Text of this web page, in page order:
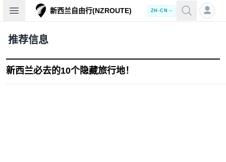
Open sidebar新西兰自由行(NZROUTE) ZH-CN
推荐信息
新西兰必去的10个隐藏旅行地！